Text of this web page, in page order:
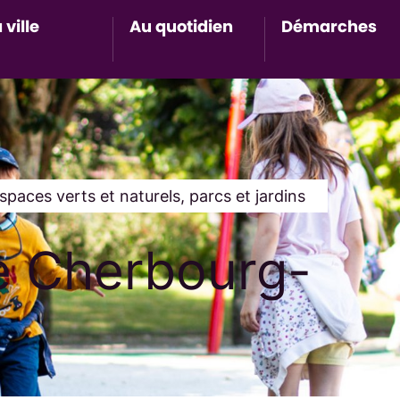
ville Au quotidien
Accès au sous-menu de
Démarches
Accès
verts et naturels, parcs et jardins
Cherbourg-